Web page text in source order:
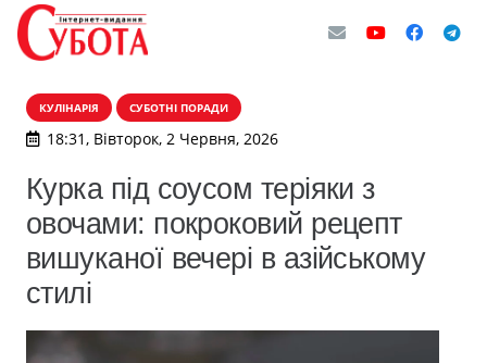
КУЛІНАРІЯ СУБОТНІ ПОРАДИ
18:31, Вівторок, 2 Червня, 2026
Курка під соусом теріяки з
овочами: покроковий рецепт
вишуканої вечері в азійському
стилі